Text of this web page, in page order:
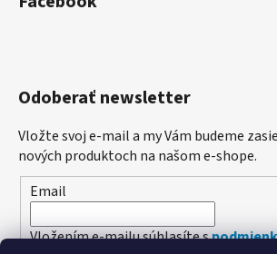
Odoberať newsletter
Vložte svoj e-mail a my Vám budeme
nových produktoch na našom e-shope.
Email
Vložením e-mailu súhlasíte s